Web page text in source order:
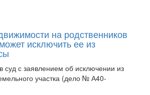
на родственников
исключить ее из
суд с заявлением об исключении из
участка (дело № А40-